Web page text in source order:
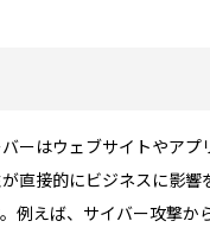
ーはウェブサイトやア
接的にビジネスに影響
例えば、サイバー攻撃